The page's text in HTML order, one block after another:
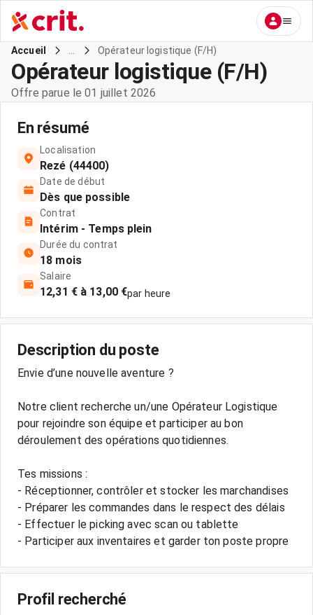
Accueil Opérateur logistique (F/H)
Opérateur logistique (F/H)
Offre parue le 01 juillet 2026
En résumé
Localisation
Rezé (44400)
Date de début
Dès que possible
Contrat
Intérim - Temps plein
Durée du contrat
18 mois
Salaire
12,31 € à 13,00 €par heure
Description du poste
Envie d’une nouvelle aventure ?
Notre client recherche un/une Opérateur Logistique
pour rejoindre son équipe et participer au bon
déroulement des opérations quotidiennes.
Tes missions :
- Réceptionner, contrôler et stocker les marchandises
- Préparer les commandes dans le respect des délais
- Effectuer le picking avec scan ou tablette
Profil recherché